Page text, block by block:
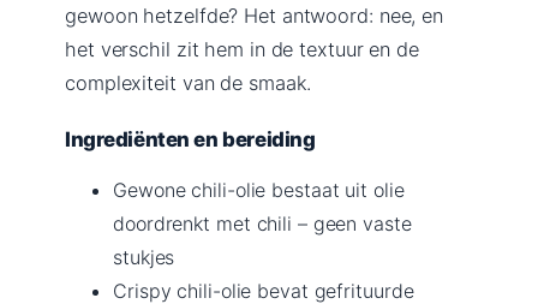
gewoon hetzelfde? Het antwoord: nee, en
het verschil zit hem in de textuur en de
complexiteit van de smaak.
Ingrediënten en bereiding
Gewone chili-olie bestaat uit olie
doordrenkt met chili – geen vaste
stukjes
Crispy chili-olie bevat gefrituurde